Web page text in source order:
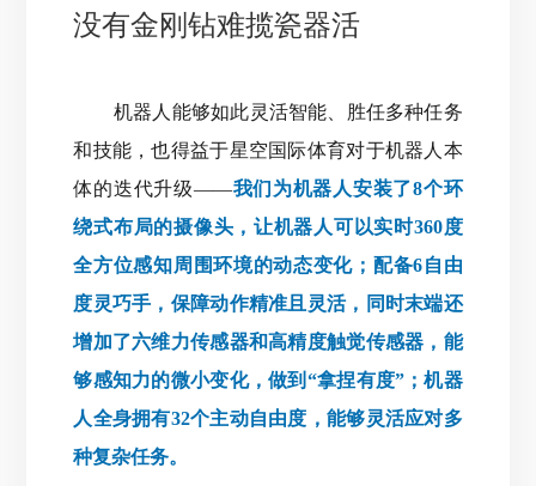
没有金刚钻难揽瓷器活
机器人能够如此灵活智能、胜任多种任务
和技能，也得益于星空国际体育对于机器人本
体的迭代升级——我们为机器人安装了8个环
绕式布局的摄像头，让机器人可以实时360度
全方位感知周围环境的动态变化；配备6自由
度灵巧手，保障动作精准且灵活，同时末端还
增加了六维力传感器和高精度触觉传感器，能
够感知力的微小变化，做到“拿捏有度”；机器
人全身拥有32个主动自由度，能够灵活应对多
种复杂任务。